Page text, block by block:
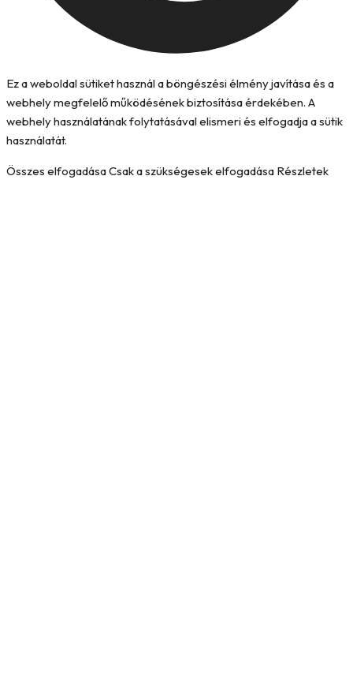
Ez a weboldal sütiket használ a böngészési élmény javítása és a
webhely megfelelő működésének biztosítása érdekében. A
webhely használatának folytatásával elismeri és elfogadja a sütik
használatát.
Összes elfogadásaCsak a szükségesek elfogadása Részletek